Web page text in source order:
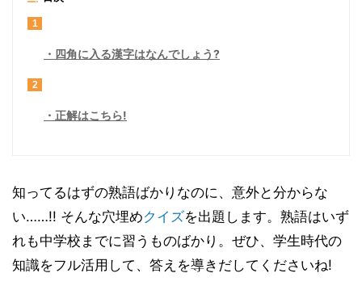
1
四角に入る漢字はなんでしょう?
2
正解はこちら!
知ってるはずの熟語ばかりなのに、意外と分からな
い……!! そんな穴埋めクイズを出題します。熟語はいず
れも中学校までに習うものばかり。ぜひ、学生時代の
知識をフル活用して、答えを導きだしてくださいね!